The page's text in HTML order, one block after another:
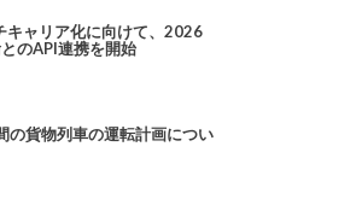
キャリア化に向けて、2026
のAPI連携を開始
の貨物列車の運転計画につい